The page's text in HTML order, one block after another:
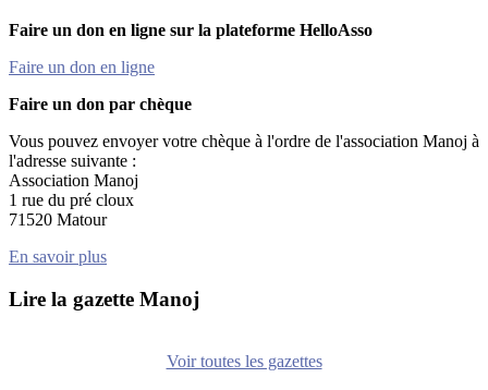
Faire un don en ligne sur la plateforme HelloAsso
Faire un don en ligne
Faire un don par chèque
Vous pouvez envoyer votre chèque à l'ordre de l'association Manoj à
l'adresse suivante :
Association Manoj
1 rue du pré cloux
71520 Matour
En savoir plus
Lire la gazette Manoj
Voir toutes les gazettes